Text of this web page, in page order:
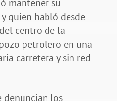
mantener su
quien habló desde
centro de la
petrolero en una
carretera y sin red
denuncian los